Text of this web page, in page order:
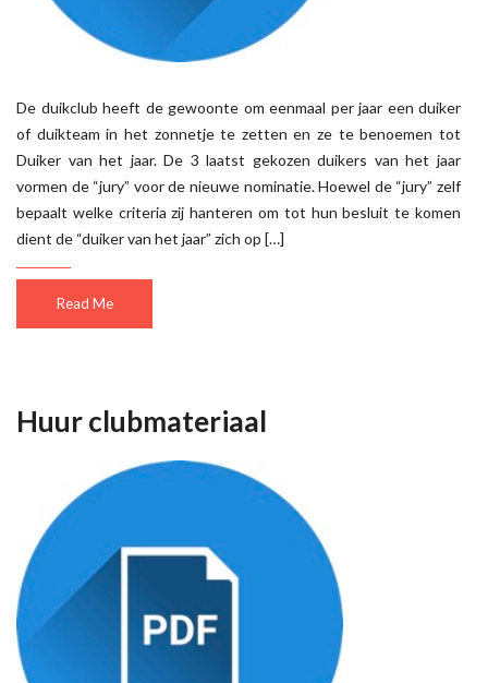
De duikclub heeft de gewoonte om eenmaal per jaar een duiker
of duikteam in het zonnetje te zetten en ze te benoemen tot
Duiker van het jaar. De 3 laatst gekozen duikers van het jaar
vormen de “jury” voor de nieuwe nominatie. Hoewel de “jury” zelf
bepaalt welke criteria zij hanteren om tot hun besluit te komen
dient de “duiker van het jaar” zich op […]
Read Me
Huur clubmateriaal